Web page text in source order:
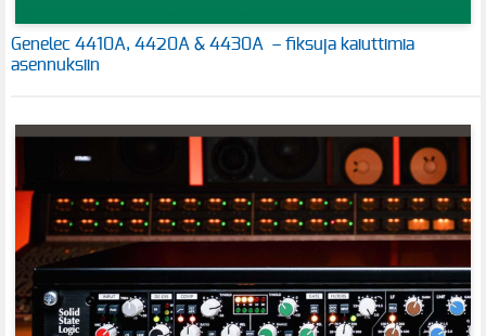
Genelec 4410A, 4420A & 4430A – fiksuja kaiuttimia
asennuksiin